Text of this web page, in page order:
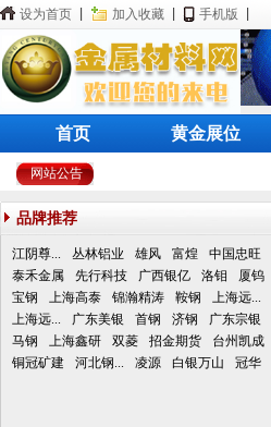
设为首页 加入收藏 手机版
首页 黄金展位
网站公告
品牌推荐
江阴尊... 丛林铝业 雄风 富煌
中国忠旺
泰禾金属
先行科技 广西银亿 洛钼 厦钨
宝钢
上海高泰 锦瀚精涛 鞍钢
上海远...
上海远...
广东美银 首钢 济钢 广东宗银
马钢
上海鑫研 双菱 招金期货
台州凯成
铜冠矿建
河北钢... 凌源 白银万山 冠华